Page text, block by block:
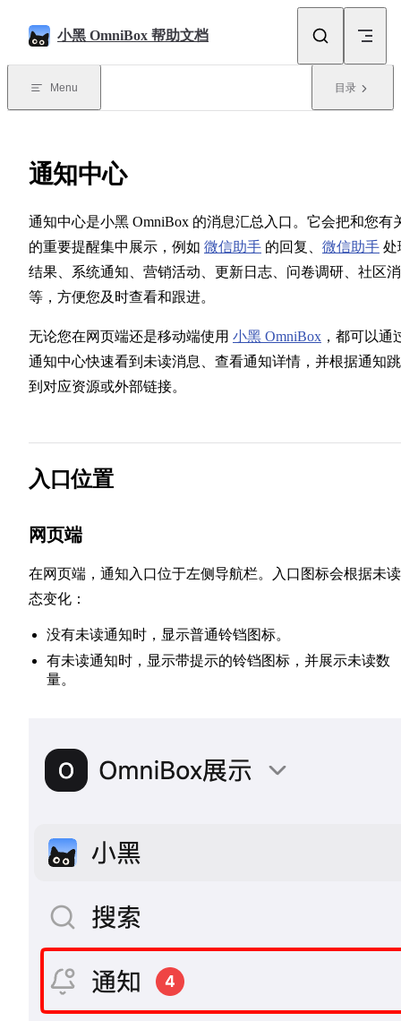
小黑 OmniBox 帮助文档
Menu 目录
通知中心
通知中心是小黑 OmniBox 的消息汇总入口。它会把和您有
的重要提醒集中展示，例如 微信助手 的回复、 微信助手 处
结果、系统通知、营销活动、更新日志、问卷调研、社区
等，方便您及时查看和跟进。
无论您在网页端还是移动端使用 小黑 OmniBox ，都可以通
通知中心快速看到未读消息、查看通知详情，并根据通知
到对应资源或外部链接。
入口位置
网页端
在网页端，通知入口位于左侧导航栏。入口图标会根据未
态变化：
没有未读通知时，显示普通铃铛图标。
有未读通知时，显示带提示的铃铛图标，并展示未读数
量。